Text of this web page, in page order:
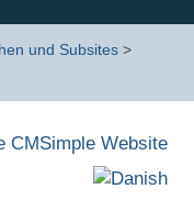
und Subsites >